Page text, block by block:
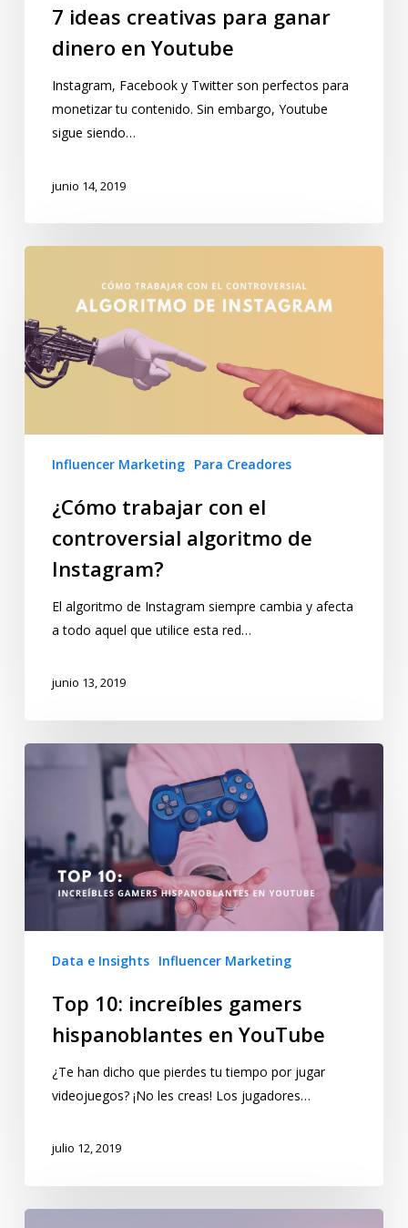
7 ideas creativas para ganar
dinero en Youtube
Instagram, Facebook y Twitter son perfectos para
monetizar tu contenido. Sin embargo, Youtube
sigue siendo…
junio 14, 2019
Influencer Marketing Para Creadores
¿Cómo trabajar con el
controversial algoritmo de
Instagram?
El algoritmo de Instagram siempre cambia y afecta
a todo aquel que utilice esta red…
junio 13, 2019
Data e Insights Influencer Marketing
Top 10: increíbles gamers
hispanoblantes en YouTube
¿Te han dicho que pierdes tu tiempo por jugar
videojuegos? ¡No les creas! Los jugadores…
julio 12, 2019